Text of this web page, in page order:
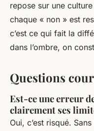
repose sur une
chaque « non » est
c’est ce qui fait la
dans l’ombre, on
Questions
Est-ce une erreur
clairement ses
Oui, c’est risqué.